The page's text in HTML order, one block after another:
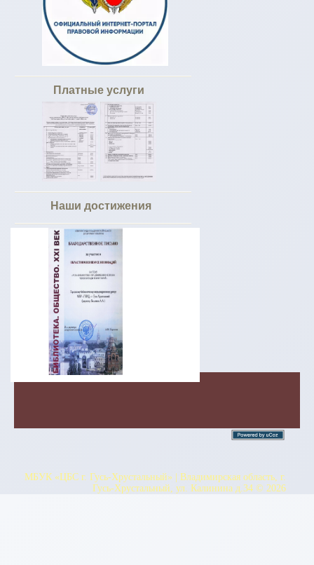
Платные услуги
Наши достижения
МБУК «ЦБС г. Гусь-Хрустальный» | Владимирская область, г.
Гусь-Хрустальный, ул. Калинина д.34 © 2026